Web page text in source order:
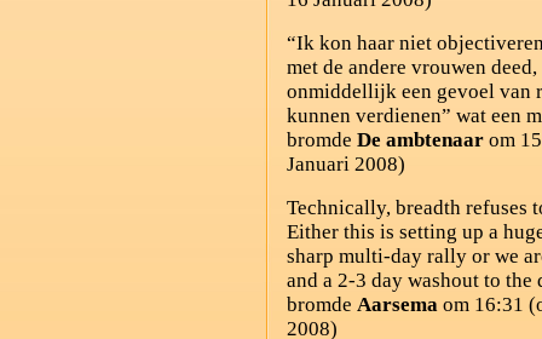
“Ik kon haar niet
met de andere vrouwen
onmiddellijk een gevoel van
kunnen verdienen” wat een
bromde De ambtenaar om
Januari 2008)
Technically, breadth refuses
Either this is setting up a
sharp multi-day rally or we
and a 2-3 day washout to the
bromde Aarsema om 16:31
2008)